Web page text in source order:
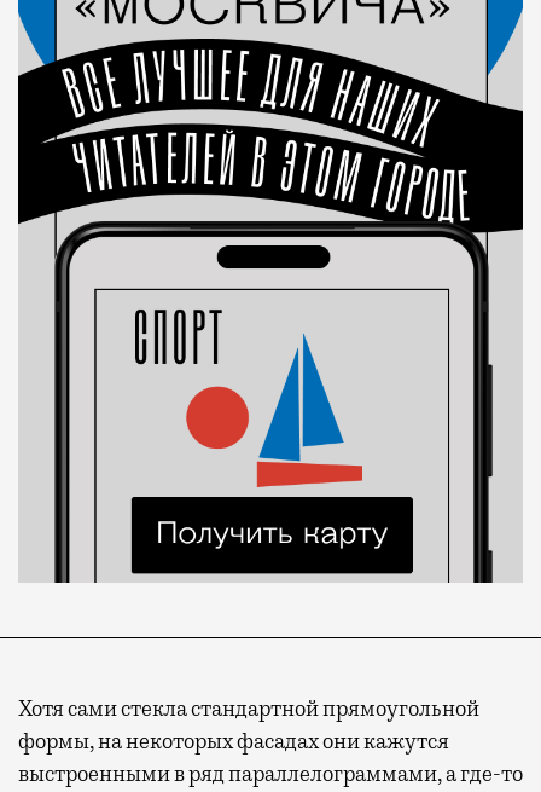
Хотя сами стекла стандартной прямоугольной
формы, на некоторых фасадах они кажутся
выстроенными в ряд параллелограммами, а где-то